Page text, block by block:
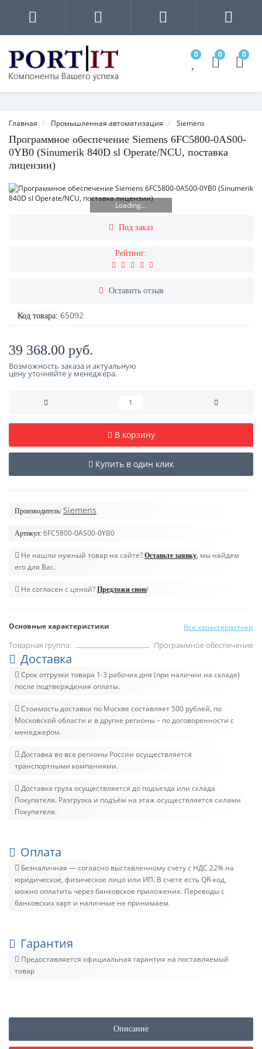
0 0 0
Главная Промышленная автоматизация Siemens
Программное обеспечение Siemens 6FC5800-0AS00-
0YB0 (Sinumerik 840D sl Operate/NCU, поставка
лицензии)
Loading...
Под заказ
Рейтинг:
Оставить отзыв
Код товара: 65092
39 368.00 руб.
Возможность заказа и актуальную
цену уточняйте у менеджера.
В корзину
Купить в один клик
Производитель: Siemens
Артикул: 6FC5800-0AS00-0YB0
Не нашли нужный товар на сайте? Оставьте заявку, мы найдем
его для Вас.
Не согласен с ценой? Предложи свою!
Основные характеристики Все характеристики
Товарная группа: Программное обеспечение
Доставка
Срок отгрузки товара 1-3 рабочих дня (при наличии на складе)
после подтверждения оплаты.
Стоимость доставки по Москве составляет 500 рублей, по
Московской области и в другие регионы – по договоренности с
менеджером.
Доставка во все регионы России осуществляется
транспортными компаниями.
Доставка груза осуществляется до подъезда или склада
Покупателя. Разгрузка и подъём на этаж осуществляется силами
Покупателя.
Оплата
Безналичная — согласно выставленному счету c НДС 22% на
юридическое, физическое лицо или ИП. В счете есть QR-код,
можно оплатить через банковское приложение. Переводы с
банковских карт и наличные не принимаем.
Гарантия
Предоставляется официальная гарантия на поставляемый
товар
Описание